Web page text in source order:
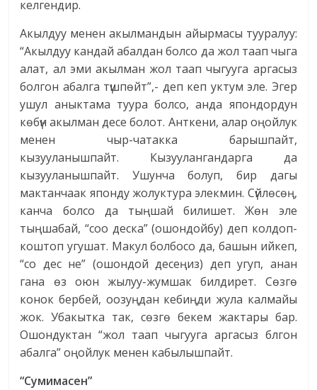
келгендир.
Акылдуу менен акылмандын айырмасы тууралуу:
“Акылдуу кандай абалдан болсо да жол таап чыга
алат, ал эми акылман жол таап чыгууга аргасыз
болгон абалга түшпөйт”,- деп кеп уктум эле. Эгер
ушул аныктама туура болсо, анда япондордун
көбүн акылман десе болот. Анткени, алар оңойлук
менен чыр-чатакка барышпайт,
кызууланышпайт. Кызуулангандарга да
кызууланышпайт. Ушунча болуп, бир дагы
мактанчаак японду жолуктура элекмин. Сүйлөсөң,
канча болсо да тыңшай билишет. Жөн эле
тыңшабай, “соо деска” (ошондойбу) деп колдоп-
коштоп угушат. Макул болбосо да, башын ийкеп,
“со дес не” (ошондой десеңиз) деп угуп, анан
гана өз оюн жылуу-жумшак билдирет. Сөзгө
конок бербей, оозуңдан кебиңди жула калмайы
жок. Убакытка так, сөзгө бекем жактары бар.
Ошондуктан “жол таап чыгууга аргасыз блгон
абалга” оңойлук менен кабылышпайт.
“Сумимасен”